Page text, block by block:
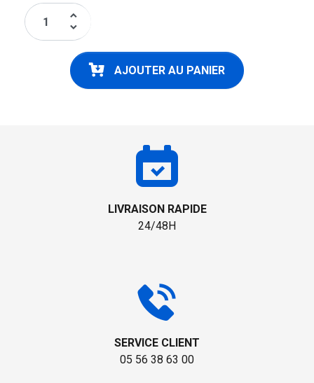
keyboard_arrow_up
keyboard_arrow_down
AJOUTER AU PANIER
LIVRAISON RAPIDE
24/48H
SERVICE CLIENT
05 56 38 63 00